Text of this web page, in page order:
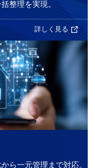
整理を実現。
詳しく見る
ら一元管理まで対応。